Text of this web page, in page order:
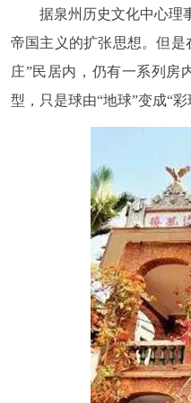
据泉州历史文化中心理
帝国主义的扩张思想。但是
庄”民居内，仍有一系列房
型，只是球由“地球”变成“彩